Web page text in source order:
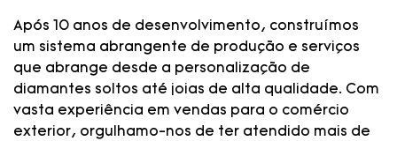
Após 10 anos de desenvolvimento, construímos
um sistema abrangente de produção e serviços
que abrange desde a personalização de
diamantes soltos até joias de alta qualidade. Com
vasta experiência em vendas para o comércio
exterior, orgulhamo-nos de ter atendido mais de